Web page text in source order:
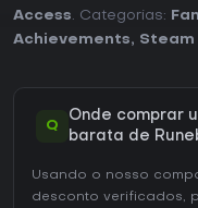
Access. Categorias:
Achievements, Steam
Q
Onde comprar
barata de
Usando o nosso
desconto verificados,